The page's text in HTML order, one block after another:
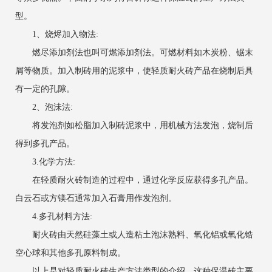
型。
1、烧烬加入物法:
燃尽添加剂法也叫可燃添加剂法。可燃材料如木炭粉、锯末
屑等物质。加入制砖用的泥浆中，使轻质耐火砖产品在烧制后具
有一定的孔隙。
2、泡沬法:
将发泡剂如松脂加入制砖泥浆中，用机械方法发泡，烧制后
得到多孔产品。
3.化学方法:
在轻质耐火砖制造的过程中，通过化学反应获得多孔产品。
白云石或方镁石通常加入石膏用作发泡剂。
4.多孔材料方法:
耐火砖由天然硅藻土或人造粘土泡沫熟料、氧化铝或氧化锆
空心球和其他多孔原料制成。